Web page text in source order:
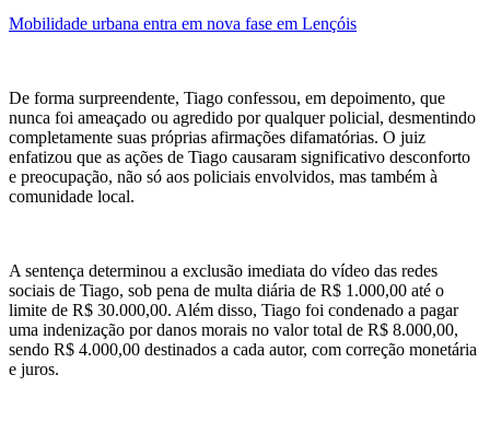
Mobilidade urbana entra em nova fase em Lençóis
De forma surpreendente, Tiago confessou, em depoimento, que
nunca foi ameaçado ou agredido por qualquer policial, desmentindo
completamente suas próprias afirmações difamatórias. O juiz
enfatizou que as ações de Tiago causaram significativo desconforto
e preocupação, não só aos policiais envolvidos, mas também à
comunidade local.
A sentença determinou a exclusão imediata do vídeo das redes
sociais de Tiago, sob pena de multa diária de R$ 1.000,00 até o
limite de R$ 30.000,00. Além disso, Tiago foi condenado a pagar
uma indenização por danos morais no valor total de R$ 8.000,00,
sendo R$ 4.000,00 destinados a cada autor, com correção monetária
e juros.